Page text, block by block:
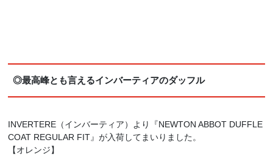
◎最高峰とも言えるインバーティアのダッフル
INVERTERE（インバーティア）より『NEWTON ABBOT DUFFLE
COAT REGULAR FIT』が入荷してまいりました。
【オレンジ】